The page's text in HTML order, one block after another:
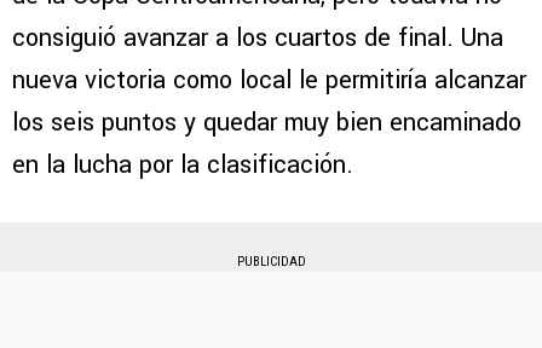
consiguió avanzar a los cuartos de final. Una
nueva victoria como local le permitiría alcanzar
los seis puntos y quedar muy bien encaminado
en la lucha por la clasificación.
PUBLICIDAD